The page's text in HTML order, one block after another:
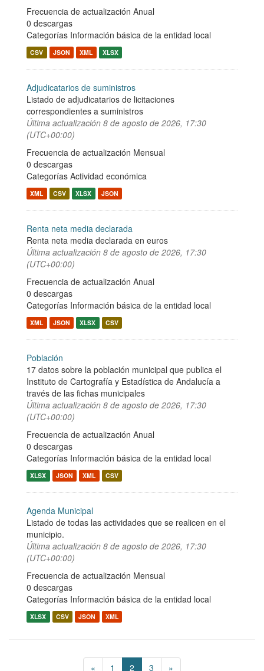
Frecuencia de actualización Anual
0 descargas
Categorías Información básica de la entidad local
CSV JSON XML XLSX
Adjudicatarios de suministros
Listado de adjudicatarios de licitaciones
correspondientes a suministros
Última actualización 8 de agosto de 2026, 17:30
(UTC+00:00)
Frecuencia de actualización Mensual
0 descargas
Categorías Actividad económica
XML CSV XLSX JSON
Renta neta media declarada
Renta neta media declarada en euros
Última actualización 8 de agosto de 2026, 17:30
(UTC+00:00)
Frecuencia de actualización Anual
0 descargas
Categorías Información básica de la entidad local
XML JSON XLSX CSV
Población
17 datos sobre la población municipal que publica el
Instituto de Cartografía y Estadística de Andalucía a
través de las fichas municipales
Última actualización 8 de agosto de 2026, 17:30
(UTC+00:00)
Frecuencia de actualización Anual
0 descargas
Categorías Información básica de la entidad local
XLSX JSON XML CSV
Agenda Municipal
Listado de todas las actividades que se realicen en el
municipio.
Última actualización 8 de agosto de 2026, 17:30
(UTC+00:00)
Frecuencia de actualización Mensual
0 descargas
Categorías Información básica de la entidad local
XLSX CSV JSON XML
« 1 2 3 »